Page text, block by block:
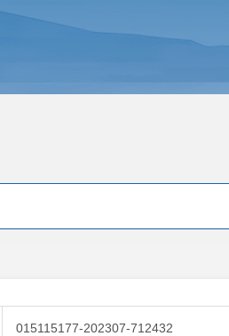
015115177-202307-712432